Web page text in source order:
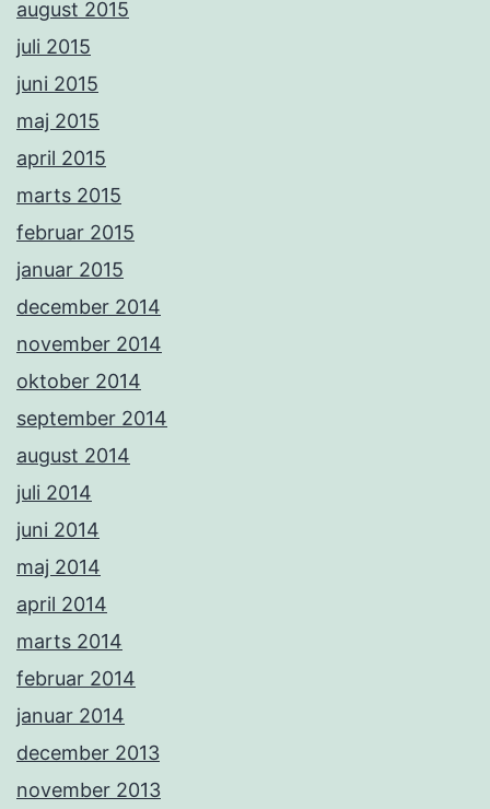
august 2015
juli 2015
juni 2015
maj 2015
april 2015
marts 2015
februar 2015
januar 2015
december 2014
november 2014
oktober 2014
september 2014
august 2014
juli 2014
juni 2014
maj 2014
april 2014
marts 2014
februar 2014
januar 2014
december 2013
november 2013